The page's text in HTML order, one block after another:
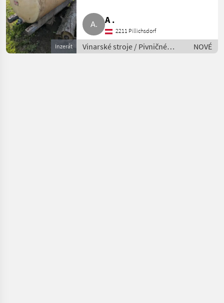
Inzerát
A .
2211 Pillichsdorf
Vinarské stroje / Pivničné
stroje
NOVÉ